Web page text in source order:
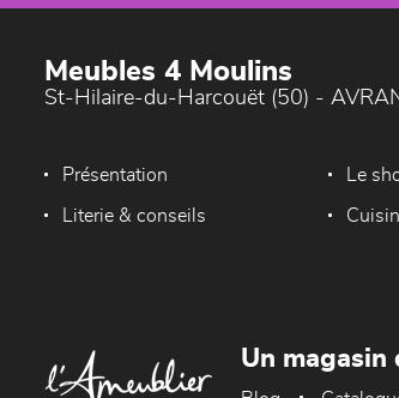
Meubles 4 Moulins
St-Hilaire-du-Harcouët (50) -
Présentation Le
Literie & conseils
Un magasin